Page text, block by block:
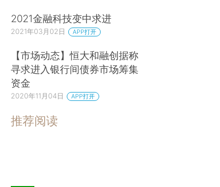
2021金融科技变中求进
2021年03月02日 APP打开
【市场动态】恒大和融创据称
寻求进入银行间债券市场筹集
资金
2020年11月04日 APP打开
推荐阅读